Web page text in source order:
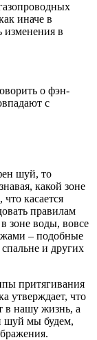
иначе в
изменения в
о фэн-
с
шуй, то
какой зоне
касается
правилам
зоне воды, вовсе
– подобные
и других
притягивания
утверждает, что
в нашу жизнь, а
шуй мы будем,